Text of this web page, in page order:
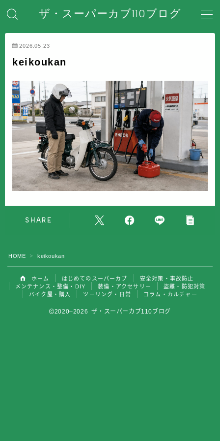
ザ・スーパーカブ110ブログ
MENU
ホーム
はじめてのスーパーカブ
安全対策・事故防止
メンテナンス・整備・DIY
装備・アクセサリー
盗難・防犯対策
ツーリング・日常
コラム・カルチャー
2026.05.23
keikoukan
SHARE
HOME ＞ keikoukan
ホーム はじめてのスーパーカブ
安全対策・事故防止
メンテナンス・整備・DIY
装備・アクセサリー
盗難・防犯対策
バイク屋・購入
ツーリング・日常 コラム・カルチャー
2020–2026 ザ・スーパーカブ110ブログ